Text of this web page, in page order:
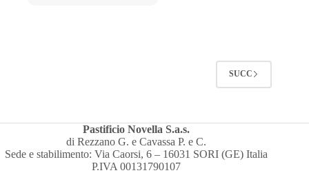
SUCC
Pastificio Novella S.a.s.
di Rezzano G. e Cavassa P. e C.
Sede e stabilimento: Via Caorsi, 6 – 16031 SORI (GE) Italia
P.IVA 00131790107